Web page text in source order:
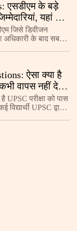
एसडीएम के बड़े
यहां जाने
जिसे डिवीजन
अधिकारी के बाद सबसे
ऐसा क्या है
वापस नहीं दे
है UPSC परीक्षा को पास
UPSC द्वारा